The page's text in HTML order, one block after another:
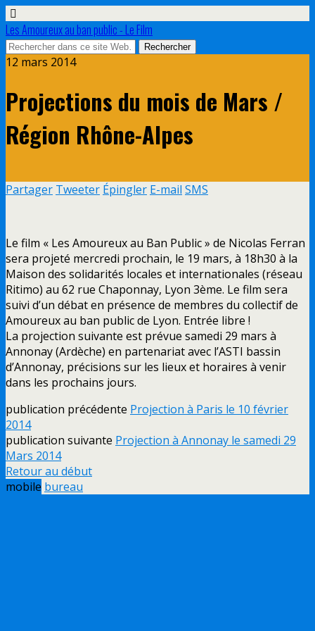
Les Amoureux au ban public - Le Film
12 mars 2014
Projections du mois de Mars /
Région Rhône-Alpes
Partager Tweeter Épingler E-mail SMS
Le film « Les Amoureux au Ban Public » de Nicolas Ferran
sera projeté mercredi prochain, le 19 mars, à 18h30 à la
Maison des solidarités locales et internationales (réseau
Ritimo) au 62 rue Chaponnay, Lyon 3ème. Le film sera
suivi d’un débat en présence de membres du collectif de
Amoureux au ban public de Lyon. Entrée libre !
La projection suivante est prévue samedi 29 mars à
Annonay (Ardèche) en partenariat avec l’ASTI bassin
d’Annonay, précisions sur les lieux et horaires à venir
dans les prochains jours.
publication précédente Projection à Paris le 10 février
2014
publication suivante Projection à Annonay le samedi 29
Mars 2014
Retour au début
mobile bureau